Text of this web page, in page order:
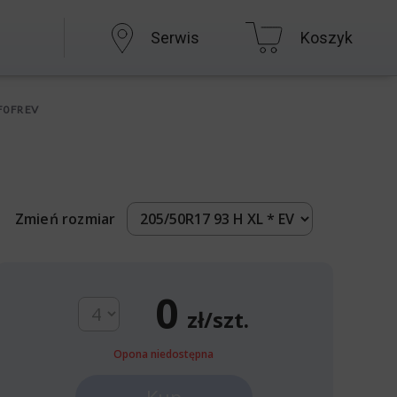
Serwis Koszyk
FR EV
Zmień rozmiar
0 zł/szt.
Opona niedostępna